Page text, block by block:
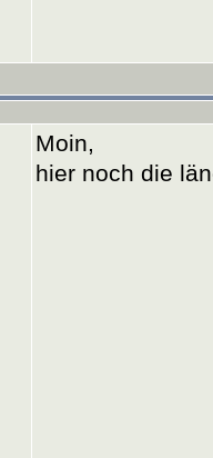
Moin,
hier noch die